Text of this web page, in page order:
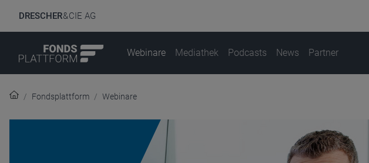
DRESCHER& CIE AG
Webinare Mediathek Podcasts News Partner
Fondsplattform Webinare